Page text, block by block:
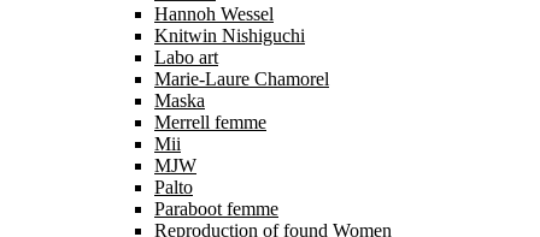
Hannoh Wessel
Knitwin Nishiguchi
Labo art
Marie-Laure Chamorel
Maska
Merrell femme
Mii
MJW
Palto
Paraboot femme
Reproduction of found Women